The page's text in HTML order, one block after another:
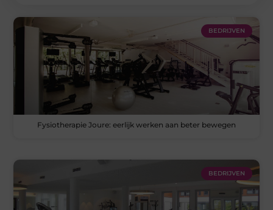
BEDRIJVEN
Fysiotherapie Joure: eerlijk werken aan beter bewegen
BEDRIJVEN